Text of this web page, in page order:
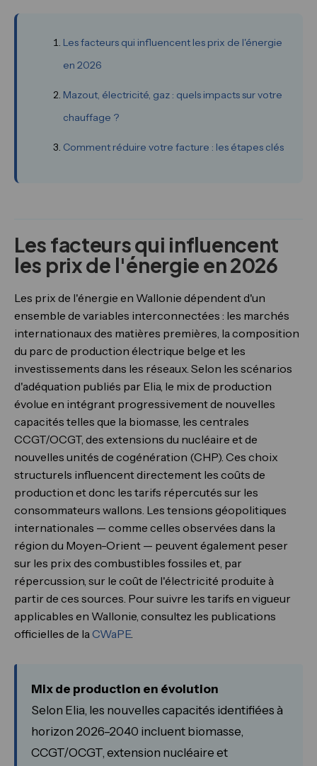
Les facteurs qui influencent les prix de l'énergie
en 2026
Mazout, électricité, gaz : quels impacts sur votre
chauffage ?
Comment réduire votre facture : les étapes clés
Les facteurs qui influencent
les prix de l'énergie en 2026
Les prix de l'énergie en Wallonie dépendent d'un
ensemble de variables interconnectées : les marchés
internationaux des matières premières, la composition
du parc de production électrique belge et les
investissements dans les réseaux. Selon les scénarios
d'adéquation publiés par Elia, le mix de production
évolue en intégrant progressivement de nouvelles
capacités telles que la biomasse, les centrales
CCGT/OCGT, des extensions du nucléaire et de
nouvelles unités de cogénération (CHP). Ces choix
structurels influencent directement les coûts de
production et donc les tarifs répercutés sur les
consommateurs wallons. Les tensions géopolitiques
internationales — comme celles observées dans la
région du Moyen-Orient — peuvent également peser
sur les prix des combustibles fossiles et, par
répercussion, sur le coût de l'électricité produite à
partir de ces sources. Pour suivre les tarifs en vigueur
applicables en Wallonie, consultez les publications
officielles de la CWaPE.
Mix de production en évolution
Selon Elia, les nouvelles capacités identifiées à
horizon 2026–2040 incluent biomasse,
CCGT/OCGT, extension nucléaire et